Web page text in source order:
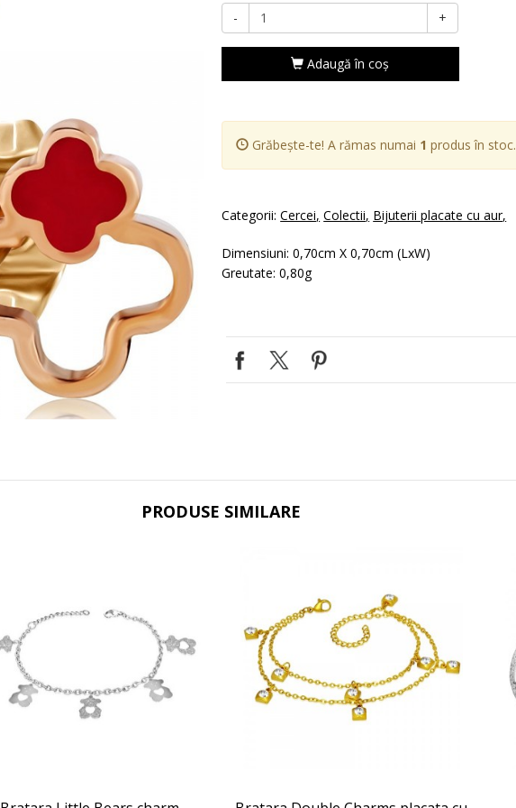
-
+
Adaugă în coş
Grăbește-te! A rămas numai 1 produs în stoc.
Categorii:Cercei Colectii Bijuterii placate cu aur
Dimensiuni: 0,70cm X 0,70cm (LxW)
Greutate: 0,80g
PRODUSE SIMILARE